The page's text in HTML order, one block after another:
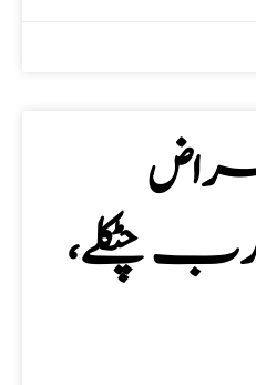
چٹکلے،